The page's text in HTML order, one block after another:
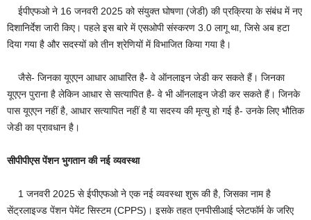
ईपीएफओ ने 16 जनवरी 2025 को संयुक्त घोषणा (जेडी) की प्रक्रिया के संबंध में नए
दिशानिर्देश जारी किए। पहले इस बारे में एसओपी संस्करण 3.0 लागू था, जिसे अब हटा
दिया गया है और सदस्यों को तीन श्रेणियों में विभाजित किया गया है।
जैसे- जिनका यूएएन आधार आधारित है- वे ऑनलाइन जेडी कर सकते हैं। जिनका
यूएएन पुराना है लेकिन आधार से सत्यापित है- वे भी ऑनलाइन जेडी कर सकते हैं। जिनके
पास यूएएन नहीं है, आधार सत्यापित नहीं है या सदस्य की मृत्यु हो गई है- उनके लिए भौतिक
जेडी का प्रावधान है।
सीपीपीएस पेंशन भुगतान की नई व्यवस्था
1 जनवरी 2025 से ईपीएफओ ने एक नई व्यवस्था शुरू की है, जिसका नाम है
सेंट्रलाइज्ड पेंशन पेमेंट सिस्टम (CPPS)। इसके तहत एनपीसीआई प्लेटफॉर्म के जरिए